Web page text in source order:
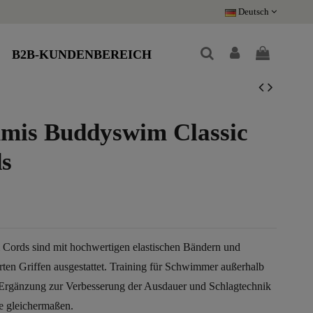
Deutsch
B2B-KUNDENBEREICH
Buddyswim Classic
sind mit hochwertigen elastischen Bändern und
Griffen ausgestattet. Training für Schwimmer außerhalb
zur Verbesserung der Ausdauer und Schlagtechnik
gleichermaßen.